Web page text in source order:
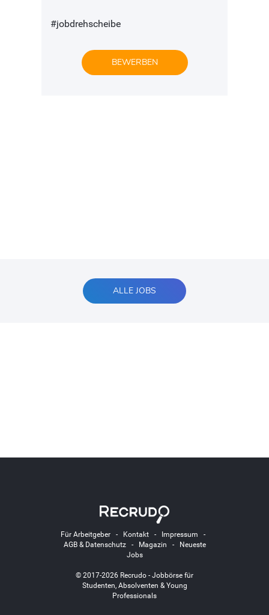
#jobdrehscheibe
BEWERBEN
ALLE JOBS
Für Arbeitgeber- Kontakt- Impressum -
AGB & Datenschutz- Magazin -
Neueste
Jobs
© 2017-2026 Recrudo - Jobbörse für
Studenten, Absolventen & Young
Professionals